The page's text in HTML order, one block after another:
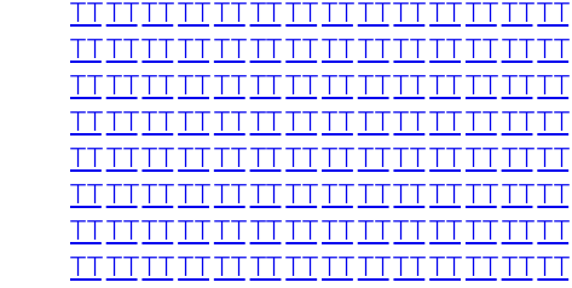
TTTTTTTTTTTTTTTTTTTTTTTTTTTT
TTTTTTTTTTTTTTTTTTTTTTTTTTTT
TTTTTTTTTTTTTTTTTTTTTTTTTTTT
TTTTTTTTTTTTTTTTTTTTTTTTTTTT
TTTTTTTTTTTTTTTTTTTTTTTTTTTT
TTTTTTTTTTTTTTTTTTTTTTTTTTTT
TTTTTTTTTTTTTTTTTTTTTTTTTTTT
TTTTTTTTTTTTTTTTTTTTTTTTTTTT